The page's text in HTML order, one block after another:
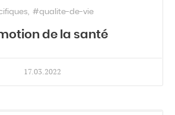
#qualite-de-vie
de la santé
17.03.2022